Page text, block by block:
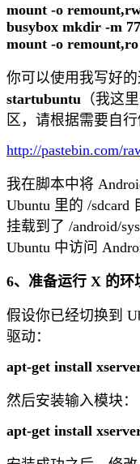
mount -o
busybox mkdir -m
mount -o
你可以使用我写好
startubuntu （我这
区，请根据需要自行
http://pastebin.com/
我在脚本中将
Ubuntu 里的 /sdcard
挂载到了 /android/
Ubuntu 中访问
6、准备运行 X 的环
假设你已经切换到
驱动：
apt-get install
然后安装输入模块：
apt-get install